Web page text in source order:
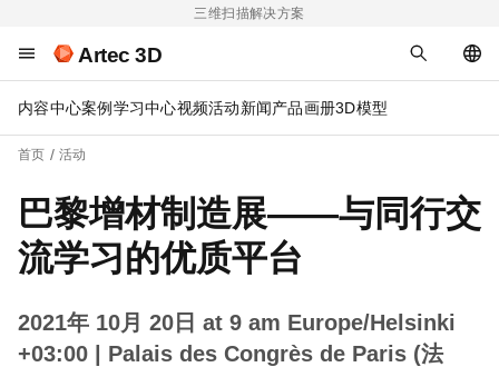
三维扫描解决方案
Artec 3D
内容中心案例 学习中心视频活动新闻产品画册3D模型
首页 活动
巴黎增材制造展——与同行交
流学习的优质平台
2021年 10月 20日 at 9 am Europe/Helsinki
+03:00
| Palais des Congrès de Paris (法